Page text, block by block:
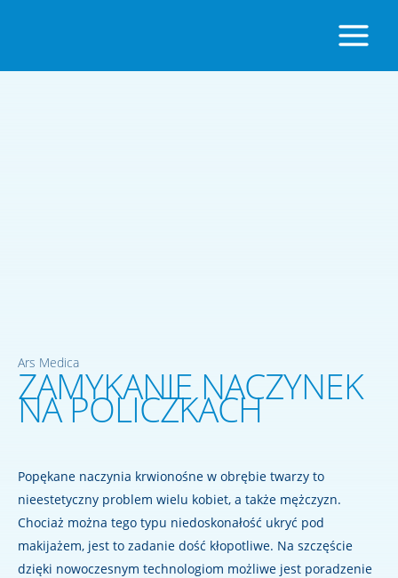
Ars Medica
ZAMYKANIE NACZYNEK
NA POLICZKACH
Popękane naczynia krwionośne w obrębie twarzy to
nieestetyczny problem wielu kobiet, a także mężczyzn.
Chociaż można tego typu niedoskonałość ukryć pod
makijażem, jest to zadanie dość kłopotliwe. Na szczęście
dzięki nowoczesnym technologiom możliwe jest poradzenie